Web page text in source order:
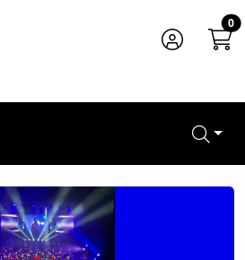
0
& Others - A Celebration of